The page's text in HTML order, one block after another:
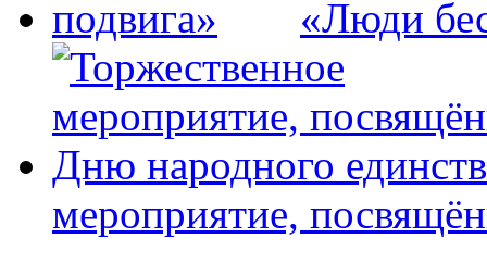
«Люди
мероприятие,